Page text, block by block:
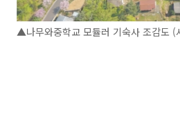
▲나무와중학교 모듈러 기숙사 조감도 (